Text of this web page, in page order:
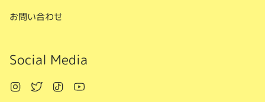
お問い合わせ
Social Media
Instagram
TwitterTikTok